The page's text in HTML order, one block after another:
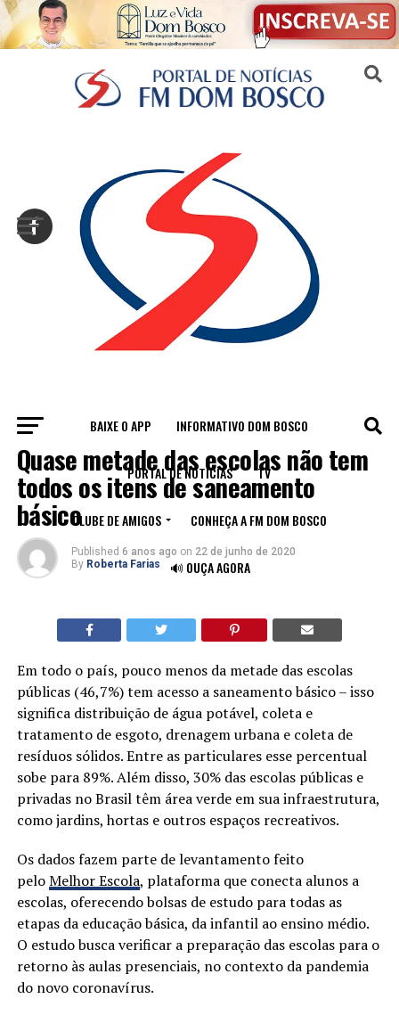
BAIXE O APP INFORMATIVO DOM BOSCO
PORTAL DE NOTÍCIAS TV
CLUBE DE AMIGOS CONHEÇA A FM DOM BOSCO
🔊 OUÇA AGORA
NOTÍCIAS
Quase metade das escolas não tem
todos os itens de saneamento
básico
Published 6 anos ago on 22 de junho de 2020
By Roberta Farias
Em todo o país, pouco menos da metade das escolas
públicas (46,7%) tem acesso a saneamento básico – isso
significa distribuição de água potável, coleta e
tratamento de esgoto, drenagem urbana e coleta de
resíduos sólidos. Entre as particulares esse percentual
sobe para 89%. Além disso, 30% das escolas públicas e
privadas no Brasil têm área verde em sua infraestrutura,
como jardins, hortas e outros espaços recreativos.
Os dados fazem parte de levantamento feito
peloMelhor Escola, plataforma que conecta alunos a
escolas, oferecendo bolsas de estudo para todas as
etapas da educação básica, da infantil ao ensino médio.
O estudo busca verificar a preparação das escolas para o
retorno às aulas presenciais, no contexto da pandemia
do novo coronavírus.
Sair da versão mobile